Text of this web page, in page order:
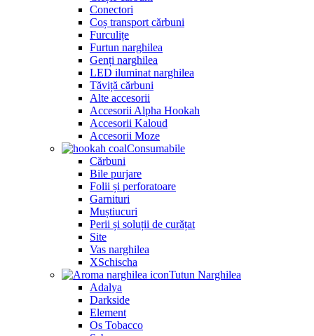
Conectori
Coș transport cărbuni
Furculițe
Furtun narghilea
Genți narghilea
LED iluminat narghilea
Tăviță cărbuni
Alte accesorii
Accesorii Alpha Hookah
Accesorii Kaloud
Accesorii Moze
Consumabile
Cărbuni
Bile purjare
Folii și perforatoare
Garnituri
Muștiucuri
Perii și soluții de curățat
Site
Vas narghilea
XSchischa
Tutun Narghilea
Adalya
Darkside
Element
Os Tobacco